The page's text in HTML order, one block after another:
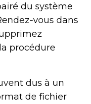
du système
vous dans
procédure
dus à un
de fichier